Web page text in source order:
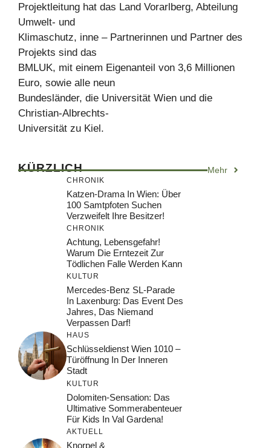
Projektleitung hat das Land Vorarlberg, Abteilung
Umwelt- und
Klimaschutz, inne – Partnerinnen und Partner des
Projekts sind das
BMLUK, mit einem Eigenanteil von 3,6 Millionen
Euro, sowie alle neun
Bundesländer, die Universität Wien und die
Christian-Albrechts-
Universität zu Kiel.
KÜRZLICH Mehr
CHRONIK
Katzen-Drama In Wien: Über
100 Samtpfoten Suchen
Verzweifelt Ihre Besitzer!
CHRONIK
Achtung, Lebensgefahr!
Warum Die Erntezeit Zur
Tödlichen Falle Werden Kann
KULTUR
Mercedes-Benz SL-Parade
In Laxenburg: Das Event Des
Jahres, Das Niemand
Verpassen Darf!
HAUS
Schlüsseldienst Wien 1010 –
Türöffnung In Der Inneren
Stadt
KULTUR
Dolomiten-Sensation: Das
Ultimative Sommerabenteuer
Für Kids In Val Gardena!
AKTUELL
Knorpel &